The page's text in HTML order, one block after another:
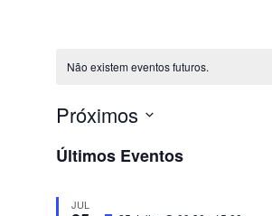
Não existem eventos futuros.
Próximos
a
Últimos Eventos
JUL